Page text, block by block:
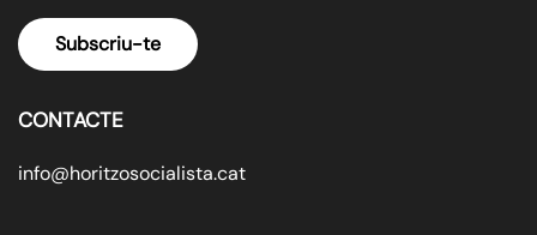
Subscriu-te
CONTACTE
info@horitzosocialista.cat